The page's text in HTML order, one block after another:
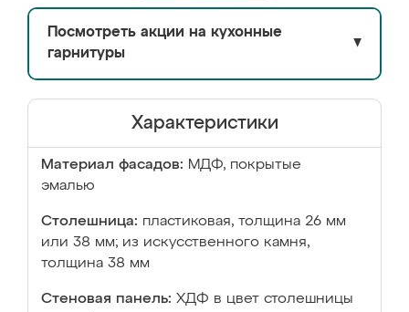
Посмотреть акции на кухонные
гарнитуры
▼
Характеристики
Материал фасадов: МДФ, покрытые
эмалью
Столешница: пластиковая, толщина 26 мм
или 38 мм; из искусственного камня,
толщина 38 мм
Стеновая панель: ХДФ в цвет столешницы